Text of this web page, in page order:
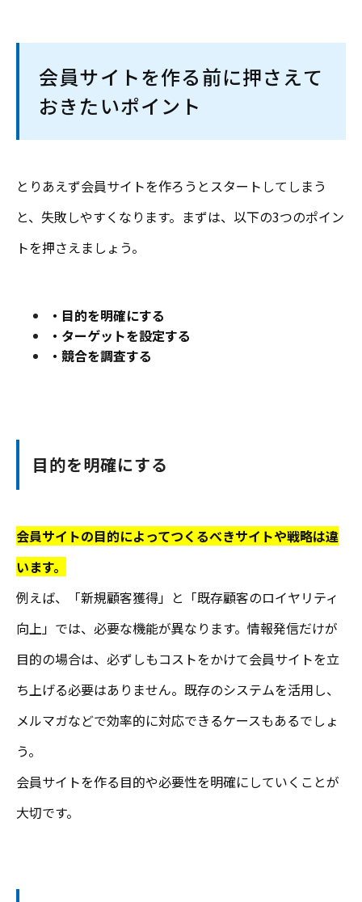
会員サイトを作る前に押さえて
おきたいポイント
とりあえず会員サイトを作ろうとスタートしてしまう
と、失敗しやすくなります。まずは、以下の3つのポイン
トを押さえましょう。
・目的を明確にする
・ターゲットを設定する
・競合を調査する
目的を明確にする
会員サイトの目的によってつくるべきサイトや戦略は違
います。
例えば、「新規顧客獲得」と「既存顧客のロイヤリティ
向上」では、必要な機能が異なります。情報発信だけが
目的の場合は、必ずしもコストをかけて会員サイトを立
ち上げる必要はありません。既存のシステムを活用し、
メルマガなどで効率的に対応できるケースもあるでしょ
う。
会員サイトを作る目的や必要性を明確にしていくことが
大切です。